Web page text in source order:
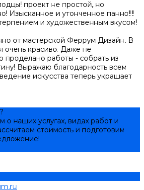
проект не простой, но
Изысканное и утонченное панно!!!!
и художественным вкусом!
от мастерской Феррум Дизайн. В
очень красиво. Даже не
проделано работы - собрать из
Выражаю благодарность всем
искусства теперь украшает
наших услугах, видах работ и
стоимость и подготовим